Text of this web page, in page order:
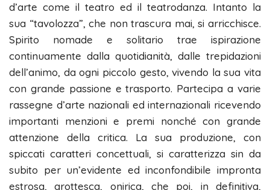
d’arte come il teatro ed il teatrodanza. Intanto la
sua “tavolozza”, che non trascura mai, si arricchisce.
Spirito nomade e solitario trae ispirazione
continuamente dalla quotidianità, dalle trepidazioni
dell’animo, da ogni piccolo gesto, vivendo la sua vita
con grande passione e trasporto. Partecipa a varie
rassegne d’arte nazionali ed internazionali ricevendo
importanti menzioni e premi nonché con grande
attenzione della critica. La sua produzione, con
spiccati caratteri concettuali, si caratterizza sin da
subito per un’evidente ed inconfondibile impronta
estrosa, grottesca, onirica, che poi, in definitiva,